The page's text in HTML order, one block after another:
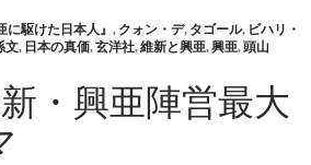
に駆けた日本人』 , クォン・デ, タゴール, ビハリ・
文, 日本の真価,玄洋社,維新と興亜,興亜,頭山
・興亜陣営最大